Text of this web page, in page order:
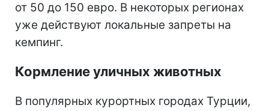
от 50 до 150 евро. В некоторых регионах
уже действуют локальные запреты на
кемпинг.
Кормление уличных животных
В популярных курортных городах Турции,